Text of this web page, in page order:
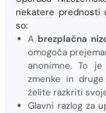
nekatere prednosti
so:
A brezplačna
omogoča
anonimne. To
zmenke in
želite razkriti
Glavni razlog za